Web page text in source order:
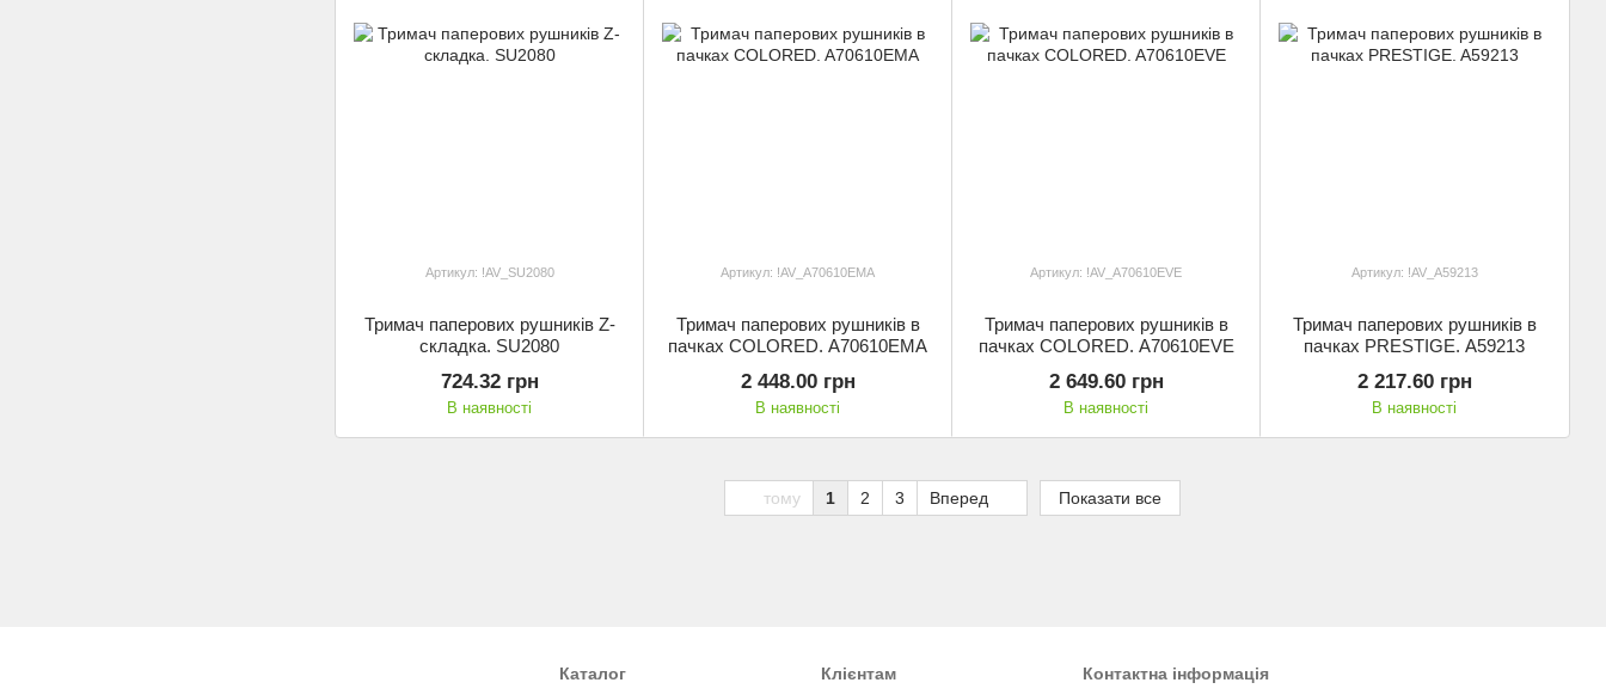
Артикул: !AV_SU2080
Тримач паперових рушників Z-
складка. SU2080
724.32 грн
В наявності
Артикул: !AV_A70610EMA
Тримач паперових рушників в
пачках COLORED. A70610EMA
2 448.00 грн
В наявності
Артикул: !AV_A70610ЕVE
Тримач паперових рушників в
пачках COLORED. A70610ЕVE
2 649.60 грн
В наявності
Артикул: !AV_A59213
Тримач паперових рушників в
пачках PRESTIGE. A59213
2 217.60 грн
В наявності
тому 1 2 3 Вперед Показати все
Каталог Клієнтам Контактна інформація